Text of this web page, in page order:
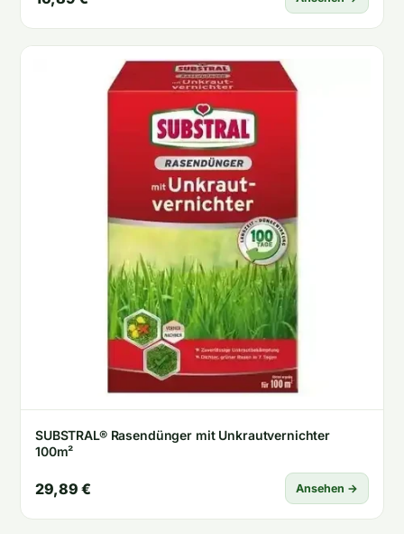
SUBSTRAL® Rasendünger mit Unkrautvernichter
100m²
29,89 € Ansehen →